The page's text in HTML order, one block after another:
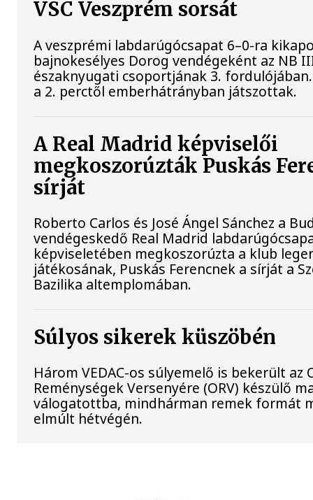
VSC Veszprém sorsát
A veszprémi labdarúgócsapat 6–0-ra
bajnokesélyes Dorog vendégeként az NB
északnyugati csoportjának 3.
a 2. perctől emberhátrányban játszottak.
A Real Madrid képviselői
megkoszorúzták Puskás
sírját
Roberto Carlos és José Ángel Sánchez a
vendégeskedő Real Madrid
képviseletében megkoszorúzta a klub
játékosának, Puskás Ferencnek a sírját a
Bazilika altemplomában.
Súlyos sikerek küszöbén
Három VEDAC-os súlyemelő is bekerült az
Reménységek Versenyére (ORV) készülő
válogatottba, mindhárman remek formát
elmúlt hétvégén.